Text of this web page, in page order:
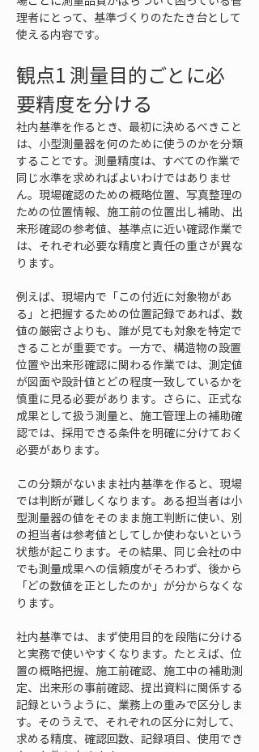
理者にとって、基準づくりのたたき台として
使える内容です。
観点1 測量目的ごとに必
要精度を分ける
社内基準を作るとき、最初に決めるべきこと
は、小型測量器を何のために使うのかを分類
することです。測量精度は、すべての作業で
同じ水準を求めればよいわけではありませ
ん。現場確認のための概略位置、写真整理の
ための位置情報、施工前の位置出し補助、出
来形確認の参考値、基準点に近い確認作業で
は、それぞれ必要な精度と責任の重さが異な
ります。
例えば、現場内で「この付近に対象物があ
る」と把握するための位置記録であれば、数
値の厳密さよりも、誰が見ても対象を特定で
きることが重要です。一方で、構造物の設置
位置や出来形確認に関わる作業では、測定値
が図面や設計値とどの程度一致しているかを
慎重に見る必要があります。さらに、正式な
成果として扱う測量と、施工管理上の補助確
認では、採用できる条件を明確に分けておく
必要があります。
この分類がないまま社内基準を作ると、現場
では判断が難しくなります。ある担当者は小
型測量器の値をそのまま施工判断に使い、別
の担当者は参考値としてしか使わないという
状態が起こります。その結果、同じ会社の中
でも測量成果への信頼度がそろわず、後から
「どの数値を正としたのか」が分からなくな
ります。
社内基準では、まず使用目的を段階に分ける
と実務で使いやすくなります。たとえば、位
置の概略把握、施工前確認、施工中の補助測
定、出来形の事前確認、提出資料に関係する
記録というように、業務上の重みで区分しま
す。そのうえで、それぞれの区分に対して、
求める精度、確認回数、記録項目、使用でき